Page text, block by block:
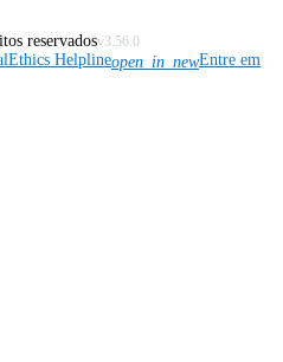
reservadosv3.56.0
Ethics Helplineopen_in_newEntre em